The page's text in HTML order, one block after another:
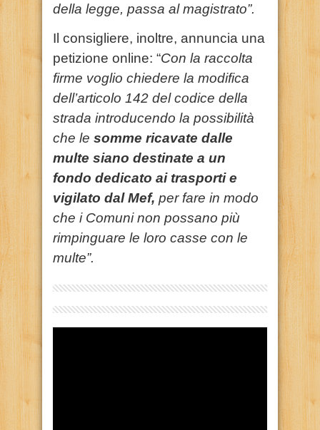
della legge, passa al magistrato”.
Il consigliere, inoltre, annuncia una
petizione online: “Con la raccolta
firme voglio chiedere la modifica
dell’articolo 142 del codice della
strada introducendo la possibilità
che le somme ricavate dalle
multe siano destinate a un
fondo dedicato ai trasporti e
vigilato dal Mef, per fare in modo
che i Comuni non possano più
rimpinguare le loro casse con le
multe”.